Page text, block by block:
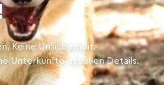
Keine Unsicherheit.
Unterkünfte mit allen Details.